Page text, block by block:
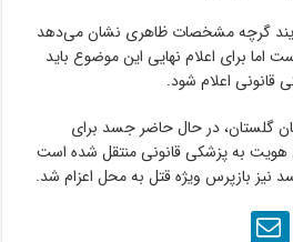
گرچه مشخصات ظاهری نشان می‌دهد
برای اعلام نهایی این موضوع باید
قانونی اعلام شود.
گلستان، در حال حاضر جسد برای
هویت به پزشکی قانونی منتقل شده است
نیز بازپرس ویژه قتل به محل اعزام شد.